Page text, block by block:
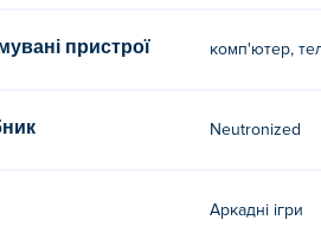
пристрої комп'ютер,
Neutronized
Аркадні ігри